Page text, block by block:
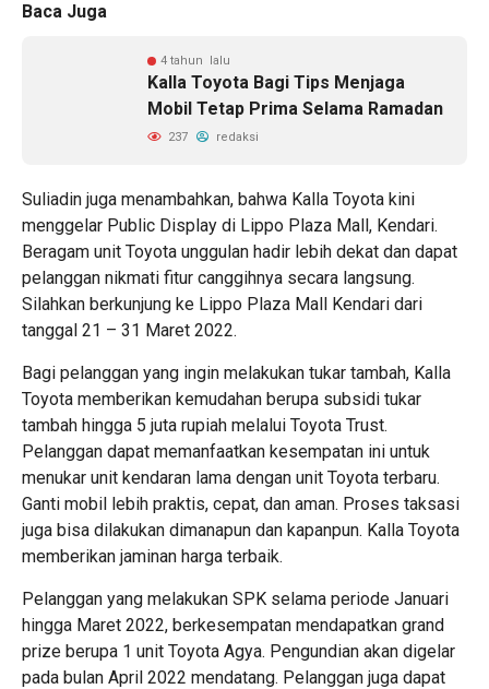
Baca Juga
4 tahun lalu
Kalla Toyota Bagi Tips Menjaga
Mobil Tetap Prima Selama Ramadan
237 redaksi
Suliadin juga menambahkan, bahwa Kalla Toyota kini
menggelar Public Display di Lippo Plaza Mall, Kendari.
Beragam unit Toyota unggulan hadir lebih dekat dan dapat
pelanggan nikmati fitur canggihnya secara langsung.
Silahkan berkunjung ke Lippo Plaza Mall Kendari dari
tanggal 21 – 31 Maret 2022.
Bagi pelanggan yang ingin melakukan tukar tambah, Kalla
Toyota memberikan kemudahan berupa subsidi tukar
tambah hingga 5 juta rupiah melalui Toyota Trust.
Pelanggan dapat memanfaatkan kesempatan ini untuk
menukar unit kendaran lama dengan unit Toyota terbaru.
Ganti mobil lebih praktis, cepat, dan aman. Proses taksasi
juga bisa dilakukan dimanapun dan kapanpun. Kalla Toyota
memberikan jaminan harga terbaik.
Pelanggan yang melakukan SPK selama periode Januari
hingga Maret 2022, berkesempatan mendapatkan grand
prize berupa 1 unit Toyota Agya. Pengundian akan digelar
pada bulan April 2022 mendatang. Pelanggan juga dapat